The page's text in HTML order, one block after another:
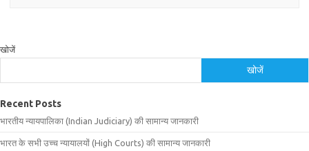
खोजें
खोजें
Recent Posts
भारतीय न्यायपालिका (Indian Judiciary) की सामान्य जानकारी
भारत के सभी उच्च न्यायालयों (High Courts) की सामान्य जानकारी